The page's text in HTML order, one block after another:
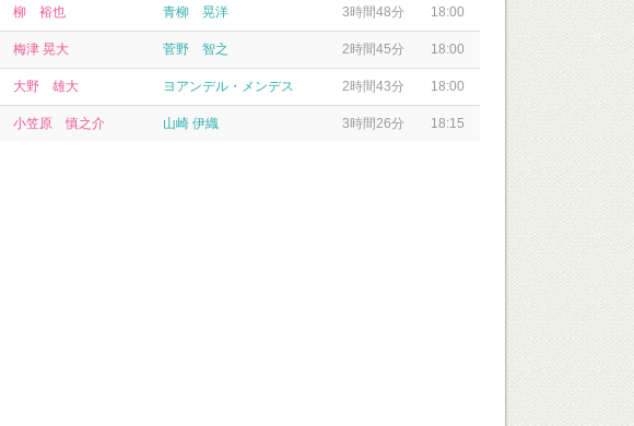
柳 裕也 青柳 晃洋 3時間48分 18:00
梅津 晃大 菅野 智之 2時間45分 18:00
大野 雄大 ヨアンデル・メンデス 2時間43分 18:00
小笠原 慎之介 山崎 伊織 3時間26分 18:15